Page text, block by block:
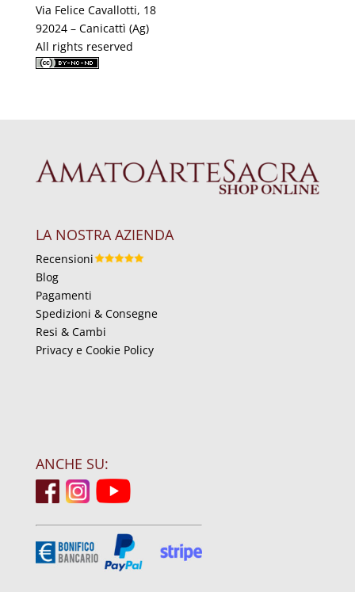
Via Felice Cavallotti, 18
92024 – Canicattì (Ag)
All rights reserved
LA NOSTRA AZIENDA
Recensioni
Blog
Pagamenti
Spedizioni & Consegne
Resi & Cambi
Privacy e Cookie Policy
ANCHE SU: